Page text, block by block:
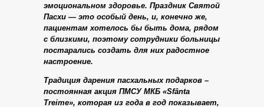
эмоциональном здоровье. Праздник Святой
Пасхи — это особый день, и, конечно же,
пациентам хотелось бы быть дома, рядом
с близкими, поэтому сотрудники больницы
постарались создать для них радостное
настроение.
Традиция дарения пасхальных подарков –
постоянная акция ПМСУ МКБ «Sfânta
Treime», которая из года в год показывает,